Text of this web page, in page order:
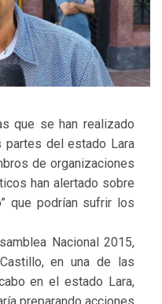
que se han realizado
partes del estado Lara
de organizaciones
han alertado sobre
que podrían sufrir los
Nacional 2015,
en una de las
en el estado Lara,